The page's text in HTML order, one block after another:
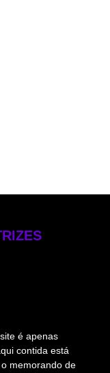
é apenas
contida está
memorando de